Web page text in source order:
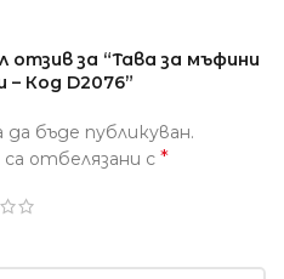
за “Тава за мъфини
– Кoд D2076”
бъде публикуван.
отбелязани с *